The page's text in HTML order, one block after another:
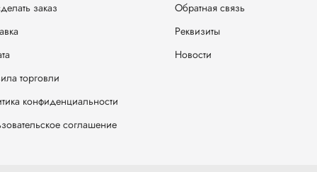
заказ
торговли
конфиденциальности
соглашение
Обратная связь
Реквизиты
Новости